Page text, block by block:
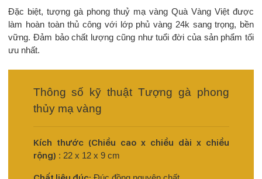
Đặc biệt, tượng gà phong thuỷ mạ vàng Quà Vàng Việt được
làm hoàn toàn thủ công với lớp phủ vàng 24k sang trọng, bền
vững. Đảm bảo chất lượng cũng như tuổi đời của sản phẩm tối
ưu nhất.
Thông số kỹ thuật Tượng gà phong
thủy mạ vàng
Kích thước (Chiều cao x chiều dài x chiều
rộng) : 22 x 12 x 9 cm